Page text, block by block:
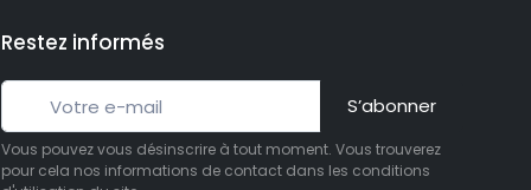
Restez informés
S’abonner
Vous pouvez vous désinscrire à tout moment. Vous trouverez
pour cela nos informations de contact dans les conditions